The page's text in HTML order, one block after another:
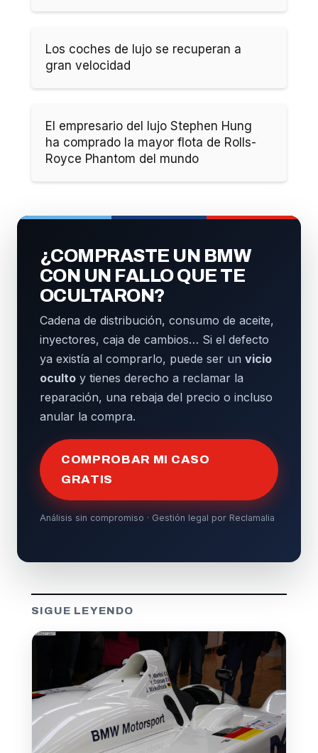
Los coches de lujo se recuperan a
gran velocidad
El empresario del lujo Stephen Hung
ha comprado la mayor flota de Rolls-
Royce Phantom del mundo
¿COMPRASTE UN BMW
CON UN FALLO QUE TE
OCULTARON?
Cadena de distribución, consumo de aceite,
inyectores, caja de cambios… Si el defecto
ya existía al comprarlo, puede ser un vicio
oculto y tienes derecho a reclamar la
reparación, una rebaja del precio o incluso
anular la compra.
COMPROBAR MI CASO
GRATIS
Análisis sin compromiso · Gestión legal por Reclamalia
SIGUE LEYENDO